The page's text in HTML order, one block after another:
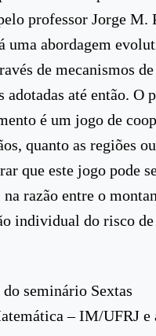
professor Jorge M.
abordagem
de mecanismos de
até então. O
é um jogo de
quanto as regiões ou
que este jogo pode
razão entre o
individual do risco de
seminário Sextas
– IM/UFRJ e